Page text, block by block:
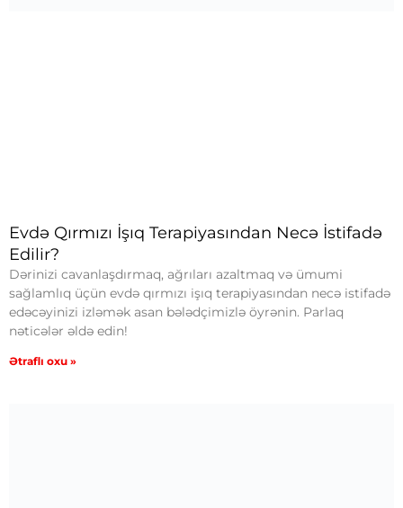
Evdə Qırmızı İşıq Terapiyasından Necə İstifadə
Edilir?
Dərinizi cavanlaşdırmaq, ağrıları azaltmaq və ümumi
sağlamlıq üçün evdə qırmızı işıq terapiyasından necə istifadə
edəcəyinizi izləmək asan bələdçimizlə öyrənin. Parlaq
nəticələr əldə edin!
Ətraflı oxu »